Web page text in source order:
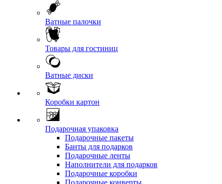
Ватные палочки
Товары для гостиниц
Ватные диски
Коробки картон
Подарочная упаковка
Подарочные пакеты
Банты для подарков
Подарочные ленты
Наполнители для подарков
Подарочные коробки
Подарочные конверты